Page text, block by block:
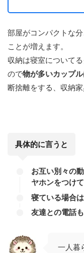
部屋がコンパクトな
ことが増えます。
収納は寝室について
ので物が多いカップ
断捨離をする、収納
具体的に言うと
お互い別々の
ヤホンをつけ
寝ている場合
友達との電話
一人暮